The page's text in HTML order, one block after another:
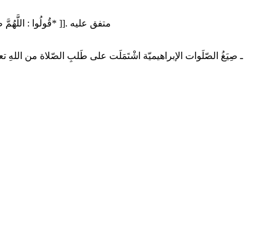
[[ *قُولُوا : اللَّهُمَّ صَلِّ عَلَى مُحَمَّدٍ وَأَزْوَاجِهِ وَذُرِّيَّتِهِ ، كَمَا صَلَّيْتَ عَلَى آلِ إِبْرَاهِيمَ ، وَبَارِكْ عَلَى مُحَمَّدٍ وَأَزْوَاجِهِ وَذُرِّيَّتِهِ ، كَمَا بَارَكْتَ عَلَى آلِ إِبْرَاهِيمَ ، إِنَّكَ حَمِيدٌ مَجِيدٌ* ]]. متفق عليه
ـ صِيَغُ الصّلَوات الإبراهيميّة اشْتَمَلَت على طَلبِ الصّلاة من اللهِ